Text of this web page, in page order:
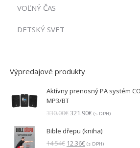
VOĽNÝ ČAS
DETSKÝ SVET
Výpredajové produkty
Aktívny prenosný PA systém
MP3/BT
330.00€Pôvodná
bola:
330.00€.
321.90€Aktuálna
je:
321.90€.
(s DPH)
Bible dřepu (kniha)
14.54€ Pôvodná
12.36€Aktuálna
(s DPH)